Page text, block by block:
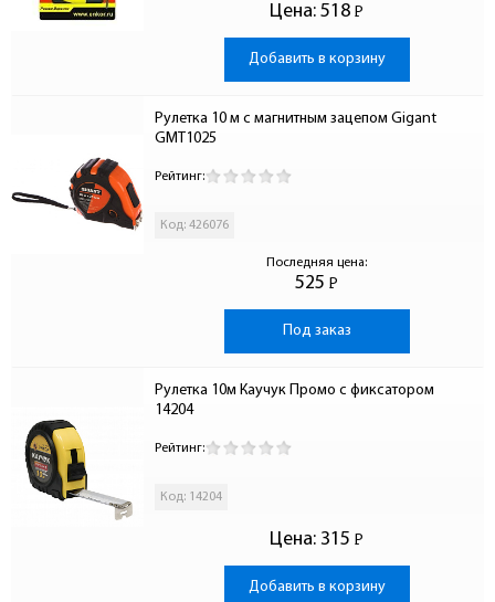
Цена: 518 Р
-
Добавить в корзину
Рулетка 10 м с магнитным зацепом Gigant
GMT1025
Рейтинг:
Код: 426076
Последняя цена:
525 Р
-
Под заказ
Рулетка 10м Каучук Промо с фиксатором
14204
Рейтинг:
Код: 14204
Цена: 315 Р
-
Добавить в корзину